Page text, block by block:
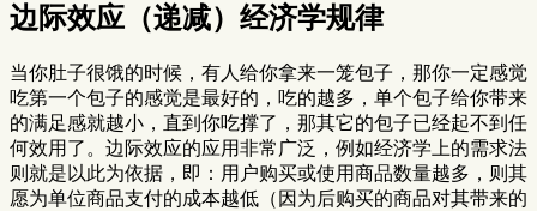
边际效应（递减）经济学规律
当你肚子很饿的时候，有人给你拿来一笼包子，那你一定感觉
吃第一个包子的感觉是最好的，吃的越多，单个包子给你带来
的满足感就越小，直到你吃撑了，那其它的包子已经起不到任
何效用了。边际效应的应用非常广泛，例如经济学上的需求法
则就是以此为依据，即：用户购买或使用商品数量越多，则其
愿为单位商品支付的成本越低（因为后购买的商品对其带来的